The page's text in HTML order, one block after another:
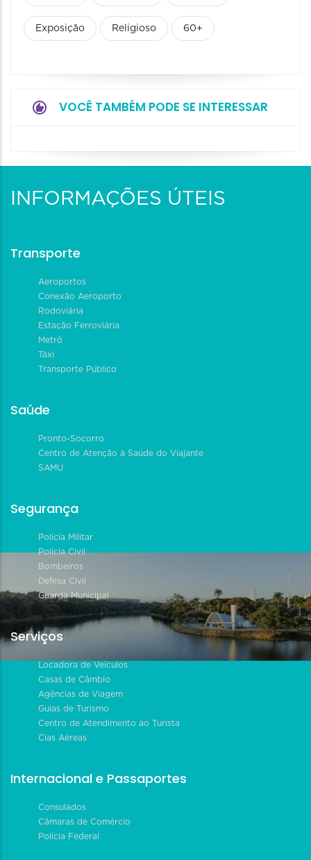
Exposição Religioso 60+
VOCÊ TAMBÉM PODE SE INTERESSAR
INFORMAÇÕES ÚTEIS
Transporte
Aeroportos
Conexão Aeroporto
Rodoviária
Estação Ferroviária
Metrô
Táxi
Transporte Público
Saúde
Pronto-Socorro
Centro de Atenção à Saúde do Viajante
SAMU
Segurança
Polícia Militar
Polícia Civil
Bombeiros
Defesa Civil
Guarda Municipal
Serviços
Locadora de Veículos
Casas de Câmbio
Agências de Viagem
Guias de Turismo
Centro de Atendimento ao Turista
Cias Aéreas
Internacional e Passaportes
Consulados
Câmaras de Comércio
Polícia Federal